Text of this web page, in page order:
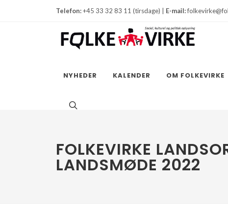
Telefon:+45 33 32 83 11 (tirsdage) | E-mail:
NYHEDER KALENDER OM FOLKEVIRKE
FOLKEVIRKE
LANDSMØDE 2022